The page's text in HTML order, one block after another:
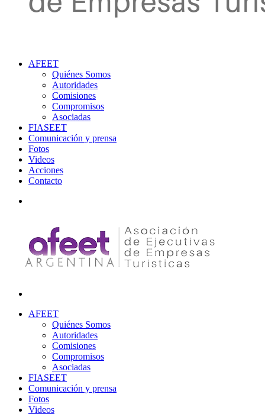
AFEET
Quiénes Somos
Autoridades
Comisiones
Compromisos
Asociadas
FIASEET
Comunicación y prensa
Fotos
Videos
Acciones
Contacto
AFEET
Quiénes Somos
Autoridades
Comisiones
Compromisos
Asociadas
FIASEET
Comunicación y prensa
Fotos
Videos